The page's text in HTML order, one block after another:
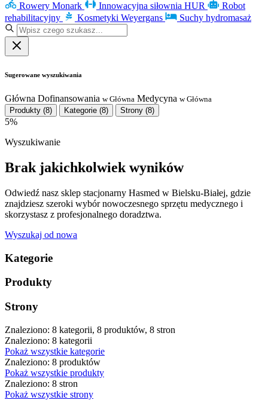
Rowery Monark
Innowacyjna siłownia HUR
Robot
rehabilitacyjny
Kosmetyki Weyergans Suchy hydromasaż
Sugerowane wyszukiwania
Główna Dofinansowania w Główna Medycyna w Główna
Produkty (8) Kategorie (8) Strony (8)
5%
Wyszukiwanie
Brak jakichkolwiek wyników
Odwiedź nasz sklep stacjonarny Hasmed w Bielsku-Białej, gdzie
znajdziesz szeroki wybór nowoczesnego sprzętu medycznego i
skorzystasz z profesjonalnego doradztwa.
Wyszukaj od nowa
Kategorie
Produkty
Strony
Znaleziono: 8 kategorii, 8 produktów, 8 stron
Znaleziono: 8 kategorii
Pokaż wszystkie kategorie
Znaleziono: 8 produktów
Pokaż wszystkie produkty
Znaleziono: 8 stron
Pokaż wszystkie strony